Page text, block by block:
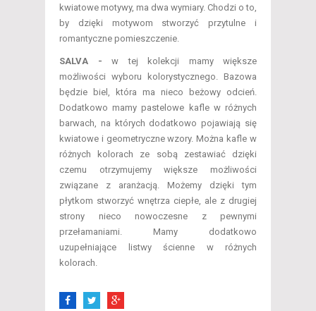
kwiatowe motywy, ma dwa wymiary. Chodzi o to,
by dzięki motywom stworzyć przytulne i
romantyczne pomieszczenie.
SALVA - w tej kolekcji mamy większe
możliwości wyboru kolorystycznego. Bazowa
będzie biel, która ma nieco beżowy odcień.
Dodatkowo mamy pastelowe kafle w różnych
barwach, na których dodatkowo pojawiają się
kwiatowe i geometryczne wzory. Można kafle w
różnych kolorach ze sobą zestawiać dzięki
czemu otrzymujemy większe możliwości
związane z aranżacją. Możemy dzięki tym
płytkom stworzyć wnętrza ciepłe, ale z drugiej
strony nieco nowoczesne z pewnymi
przełamaniami. Mamy dodatkowo
uzupełniające listwy ścienne w różnych
kolorach.